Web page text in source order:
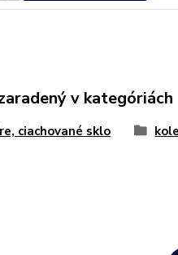
v kategóriách
ciachované sklo